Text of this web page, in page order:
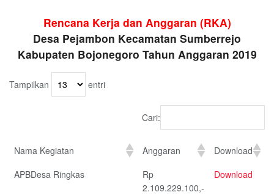
Rencana Kerja dan Anggaran (RKA)
Desa Pejambon Kecamatan Sumberrejo
Kabupaten Bojonegoro Tahun Anggaran 2019
Tampilkan entri
Cari:
Nama Kegiatan Anggaran
Download
APBDesa Ringkas
Rp
2.109.229.100,-
Download